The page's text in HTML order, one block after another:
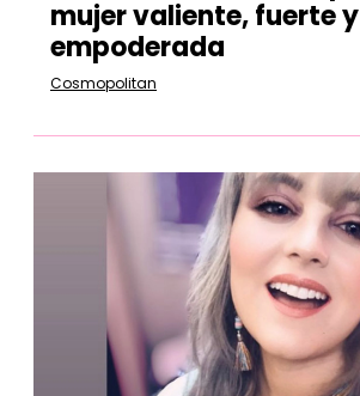
mujer valiente, fuerte y
empoderada
Cosmopolitan